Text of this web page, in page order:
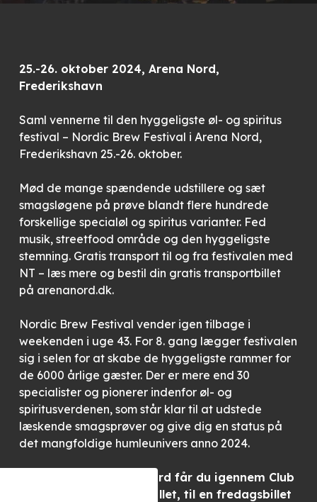
25.-26. oktober 2024, Arena Nord,
Frederikshavn
Saml vennerne til den hyggeligste øl- og spiritus
festival – Nordic Brew Festival i Arena Nord,
Frederikshavn 25.-26. oktober.
Mød de mange spændende udstillere og sæt
smagsløgene på prøve blandt flere hundrede
forskellige specialøl og spiritus varianter. Fed
musik, streetfood område og den hyggeligste
stemning. Gratis transport til og fra festivalen med
NT – læs mere og bestil din gratis transportbillet
på arenanord.dk.
Nordic Brew Festival vender igen tilbage i
weekenden i uge 43. For 8. gang lægger festivalen
sig i selen for at skabe de hyggeligste rammer for
de 6000 årlige gæster. Der er mere end 30
specialister og pionerer indenfor øl- og
spiritusverdenen, som står klar til at udstede
læskende smagsprøver og give dig en status på
det mangfoldige humleunivers anno 2024.
Sammen med Arena Nord får du igennem Club
Nord 100 kr. rabat pr. billet, til en fredagsbillet